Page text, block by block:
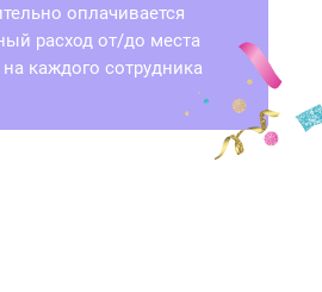
оплачивается
расход от/до места
каждого сотрудника